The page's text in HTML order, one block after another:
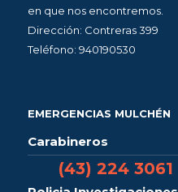
en que nos encontremos.
Dirección: Contreras 399
Teléfono: 940190530
EMERGENCIAS MULCHÉN
Carabineros
(43) 224 3061